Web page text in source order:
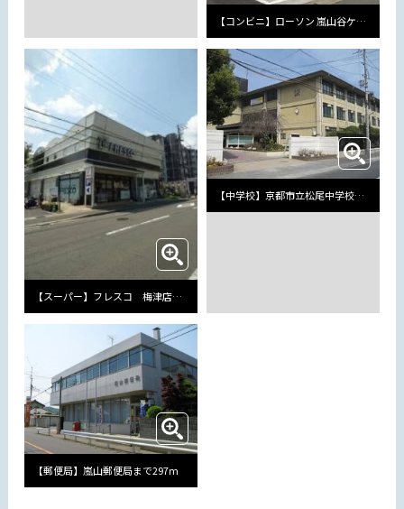
【コンビニ】ローソン 嵐山谷ケ辻子町店まで433m
【スーパー】フレスコ 梅津店まで1018m
【中学校】京都市立松尾中学校まで1169m
【郵便局】嵐山郵便局まで297m